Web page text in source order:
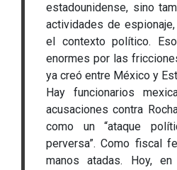
estadounidense, sino
actividades de
el contexto político.
enormes por las
ya creó entre México y
Hay funcionarios
acusaciones contra
como un “ataque
perversa”. Como fiscal
manos atadas. Hoy,